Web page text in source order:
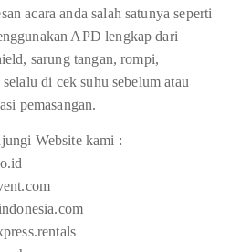
acara anda salah satunya seperti
APD lengkap dari
sarung tangan, rompi,
di cek suhu sebelum atau
pemasangan.
Website kami :